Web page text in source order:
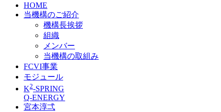
HOME
当機構のご紹介
機構長挨拶
組織
メンバー
当機構の取組み
FCVI事業
モジュール
K2-SPRING
Q-ENERGY
宮本淳弌